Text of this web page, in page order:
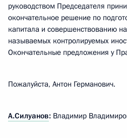
руководством Председателя
окончательное решение по
капитала и совершенствованию
называемых контролируемых
Окончательные предложения у
Пожалуйста, Антон Германович.
А.Силуанов: Владимир